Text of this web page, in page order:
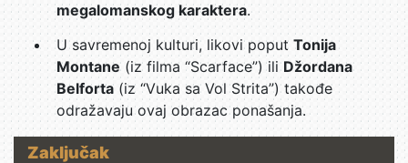
megalomanskog karaktera.
U savremenoj kulturi, likovi poput Tonija
Montane(iz filma “Scarface”) iliDžordana
Belforta (iz “Vuka sa Vol Strita”) takođe
odražavaju ovaj obrazac ponašanja.
Zaključak